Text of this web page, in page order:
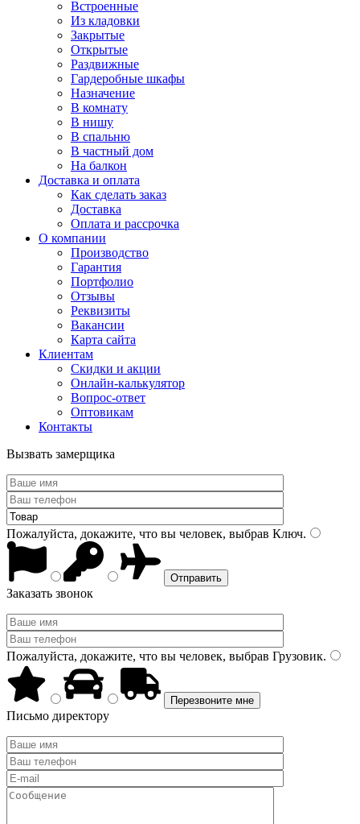
Встроенные
Из кладовки
Закрытые
Открытые
Раздвижные
Гардеробные шкафы
Назначение
В комнату
В нишу
В спальню
В частный дом
На балкон
Доставка и оплата
Как сделать заказ
Доставка
Оплата и рассрочка
О компании
Производство
Гарантия
Портфолио
Отзывы
Реквизиты
Вакансии
Карта сайта
Клиентам
Скидки и акции
Онлайн-калькулятор
Вопрос-ответ
Оптовикам
Контакты
Вызвать замерщика
Пожалуйста, докажите, что вы человек, выбрав Ключ.
Заказать звонок
Пожалуйста, докажите, что вы человек, выбрав Грузовик.
Письмо директору